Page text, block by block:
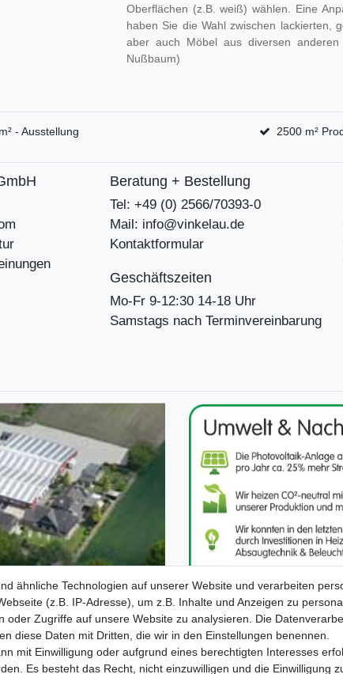
Oberflächen (z.B. weiß) wählen. Eine
haben Sie die Wahl zwischen lackierten,
aber auch Möbel aus diversen
Nußbaum)
- Ausstellung 2500 m²
Beratung + Bestellung
Tel: +49 (0) 2566/70393-0
Mail: info@vinkelau.de
Kontaktformular
Geschäftszeiten
Mo-Fr 9-12:30 14-18 Uhr
Samstags nach Terminvereinbarung
ähnliche Technologien auf unserer Website und verarbeiten
(z.B. IP-Adresse), um z.B. Inhalte und Anzeigen zu
oder Zugriffe auf unsere Website zu analysieren. Die
diese Daten mit Dritten, die wir in den Einstellungen benennen.
mit Einwilligung oder aufgrund eines berechtigten Interesses
Es besteht das Recht, nicht einzuwilligen und die Einwilligung